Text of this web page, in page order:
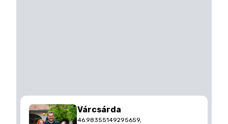
Várcsárda
46.98355149295659,